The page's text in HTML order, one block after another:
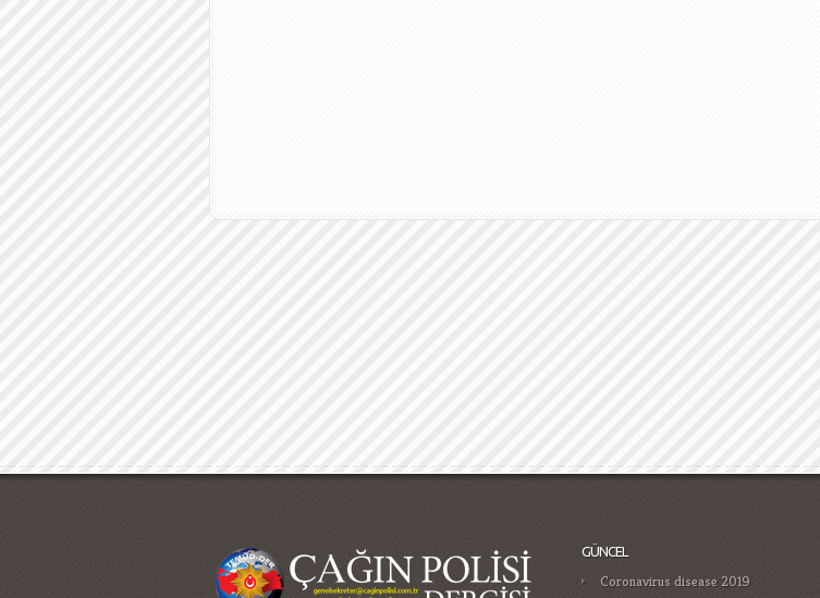
Çağın Polisi
Gamificatie in gokken trends die je